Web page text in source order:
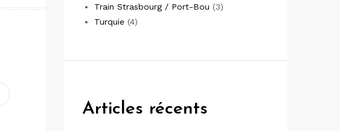
Train Strasbourg / Port-Bou (3)
Turquie (4)
Articles récents